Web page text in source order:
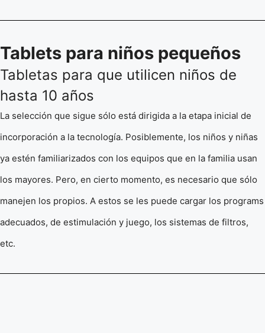
Tablets para niños pequeños
Tabletas para que utilicen niños de
hasta 10 años
La selección que sigue sólo está dirigida a la etapa inicial de
incorporación a la tecnología. Posiblemente, los niños y niñas
ya estén familiarizados con los equipos que en la familia usan
los mayores. Pero, en cierto momento, es necesario que sólo
manejen los propios. A estos se les puede cargar los programs
adecuados, de estimulación y juego, los sistemas de filtros,
etc.